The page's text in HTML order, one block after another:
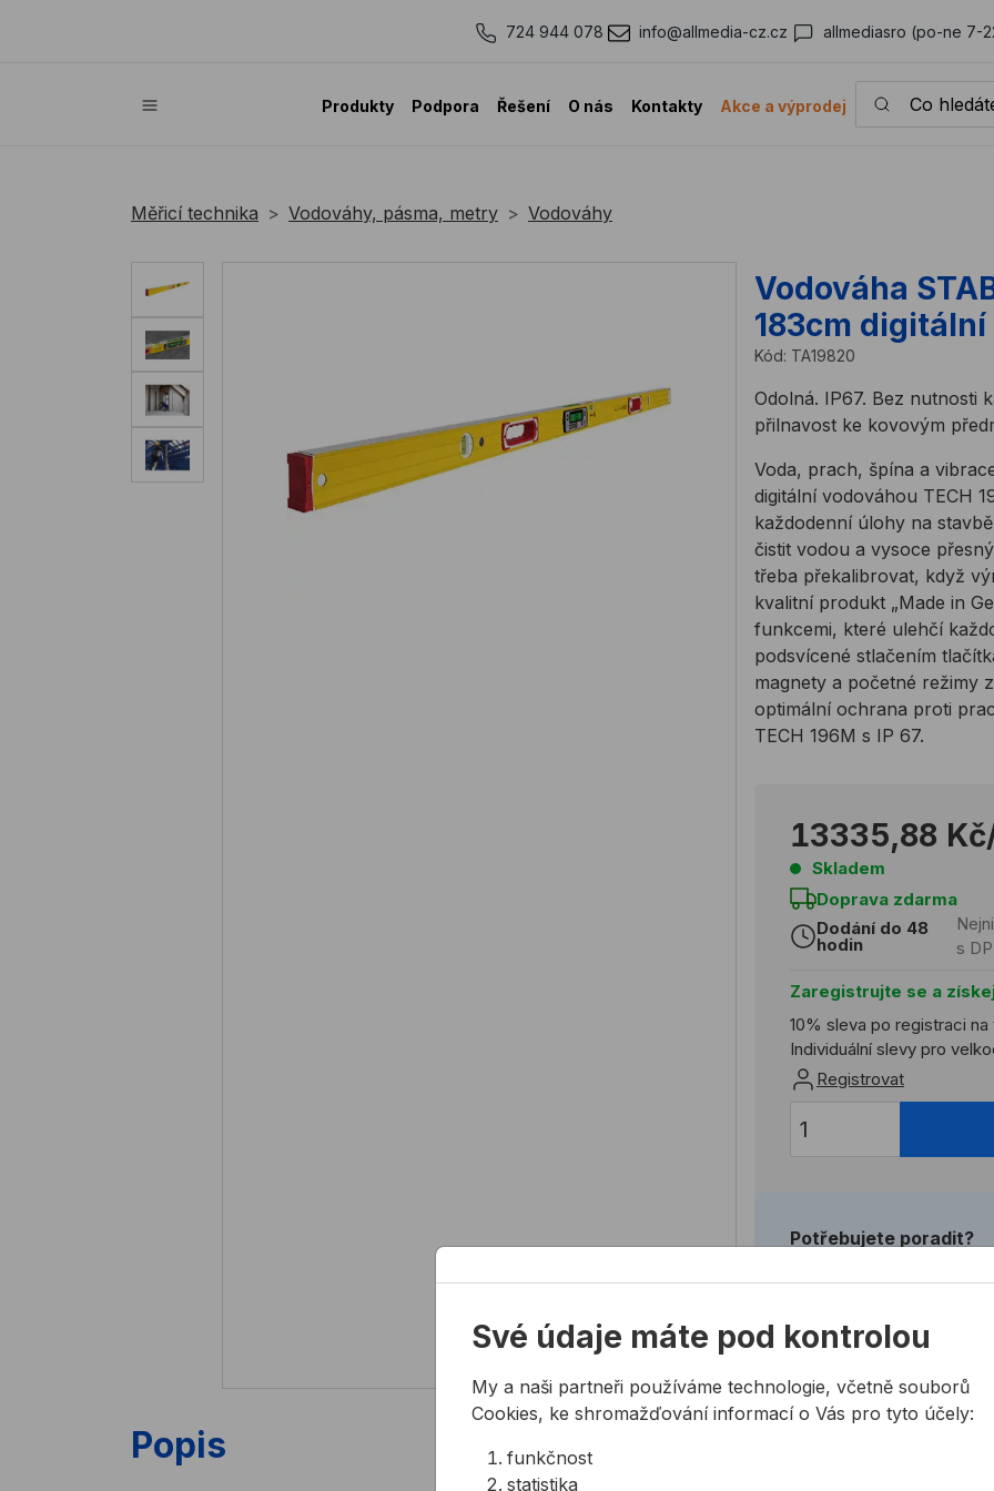
724 944 078 info@allmedia-cz.cz allmediasro (po-ne 7-
Produkty Podpora Řešení O nás Kontakty Akce a výprodej
Co hledáte?
Měřicí technika Vodováhy, pásma, metry Vodováhy
Vodováha
183cm
Kód: TA19820
Odolná. IP67. Bez nutnosti
přilnavost ke kovovým
Voda, prach, špína a
digitální vodováhou TECH
každodenní úlohy na
čistit vodou a vysoce
třeba překalibrovat, když
kvalitní produkt „Made in
funkcemi, které ulehčí
podsvícené stlačením
magnety a početné režimy
optimální ochrana proti
TECH 196M s IP 67.
13335,88 Kč
Skladem
Doprava zdarma
Dodání do 48
hodin
s
Zaregistrujte se a
10% sleva po registraci
Individuální slevy pro
Registrovat
Potřebujete poradit?
allmediasro (po-ne 7-
Popis
Své údaje máte pod kontrolou
My a naši partneři používáme technologie, včetně souborů
Cookies, ke shromažďování informací o Vás pro tyto účely:
funkčnost
statistika